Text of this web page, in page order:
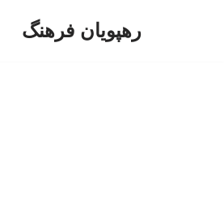
رهپویان فرهنگ